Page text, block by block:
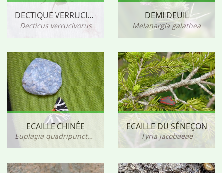
DECTIQUE VERRUCIVORE
Decticus verrucivorus
DEMI-DEUIL
Melanargia galathea
ECAILLE CHINÉE
Euplagia quadripunctaria
ECAILLE DU SÉNEÇON
Tyria jacobaeae